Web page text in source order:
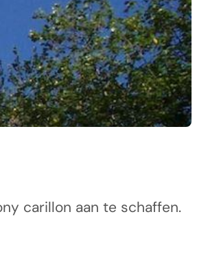
carillon aan te schaffen.